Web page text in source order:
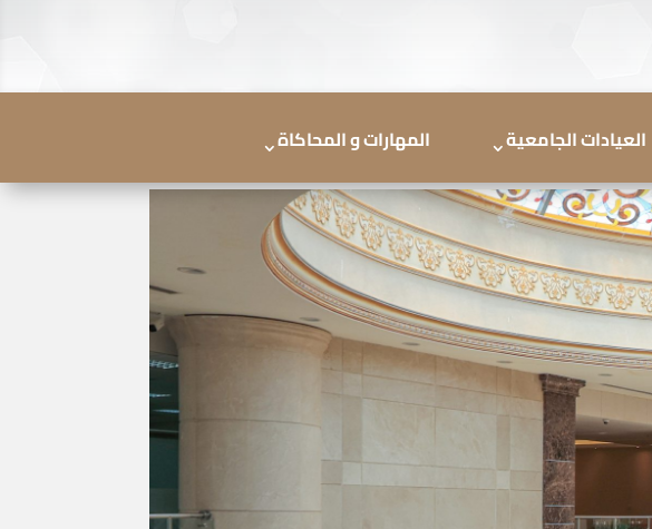
العيادات الجامعية المهارات و المحاكاة